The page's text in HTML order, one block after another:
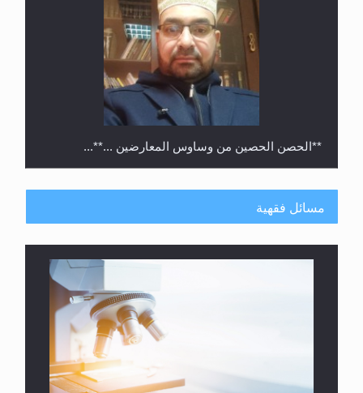
**الحصن الحصين من وساوس المعارضين ...**...
مسائل فقهية